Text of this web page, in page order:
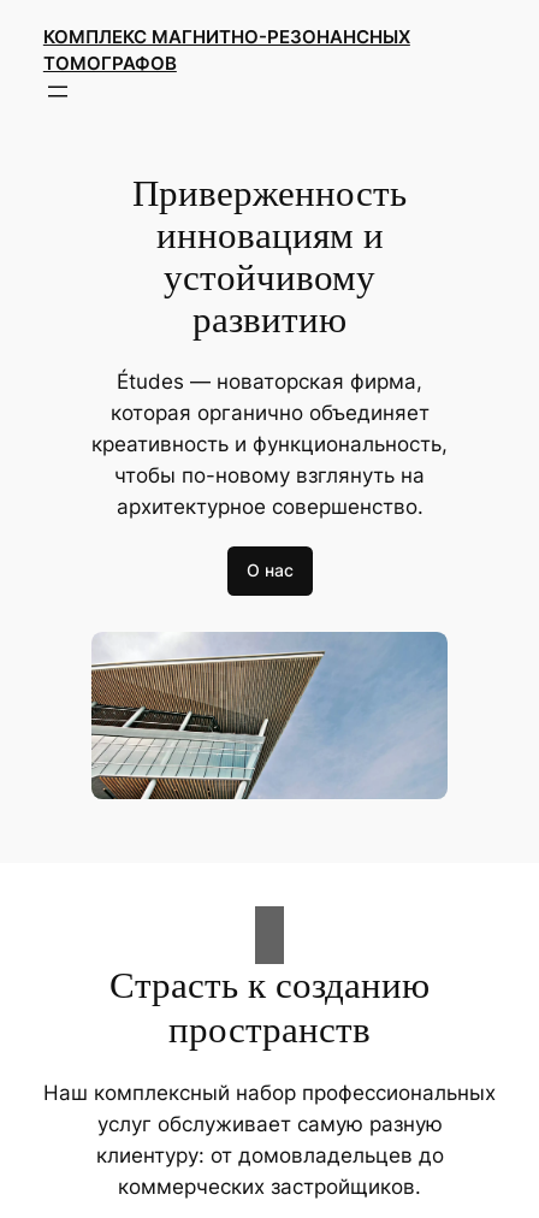
содержимому
КОМПЛЕКС МАГНИТНО-РЕЗОНАНСНЫХ
ТОМОГРАФОВ
Приверженность
инновациям и
устойчивому
развитию
Études — новаторская фирма,
которая органично объединяет
креативность и функциональность,
чтобы по-новому взглянуть на
архитектурное совершенство.
О нас
Страсть к созданию
пространств
Наш комплексный набор профессиональных
услуг обслуживает самую разную
клиентуру: от домовладельцев до
коммерческих застройщиков.